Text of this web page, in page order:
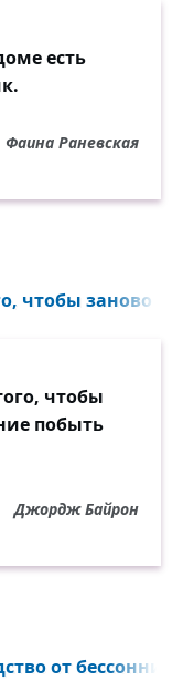
есть
Фаина Раневская
чтобы заново
чтобы
побыть
Джордж Байрон
от